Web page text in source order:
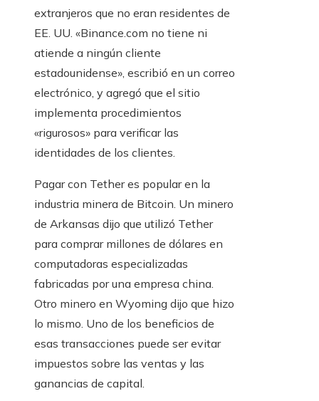
extranjeros que no eran residentes de
EE. UU. «Binance.com no tiene ni
atiende a ningún cliente
estadounidense», escribió en un correo
electrónico, y agregó que el sitio
implementa procedimientos
«rigurosos» para verificar las
identidades de los clientes.
Pagar con Tether es popular en la
industria minera de Bitcoin. Un minero
de Arkansas dijo que utilizó Tether
para comprar millones de dólares en
computadoras especializadas
fabricadas por una empresa china.
Otro minero en Wyoming dijo que hizo
lo mismo. Uno de los beneficios de
esas transacciones puede ser evitar
impuestos sobre las ventas y las
ganancias de capital.